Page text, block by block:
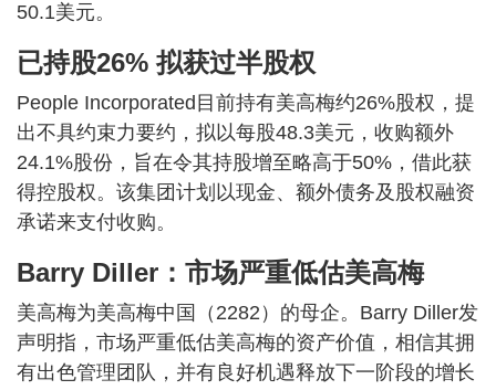
50.1美元。
已持股26% 拟获过半股权
People Incorporated目前持有美高梅约26%股权，提
出不具约束力要约，拟以每股48.3美元，收购额外
24.1%股份，旨在令其持股增至略高于50%，借此获
得控股权。该集团计划以现金、额外债务及股权融资
承诺来支付收购。
Barry Diller：市场严重低估美高梅
美高梅为美高梅中国（2282）的母企。Barry Diller发
声明指，市场严重低估美高梅的资产价值，相信其拥
有出色管理团队，并有良好机遇释放下一阶段的增长